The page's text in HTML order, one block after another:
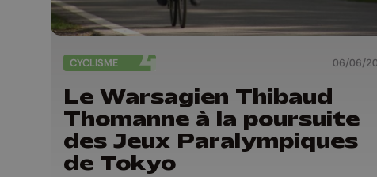
CYCLISME 06/06/
Le Warsagien Thibaud
Thomanne à la poursuite
des Jeux Paralympiques
de Tokyo